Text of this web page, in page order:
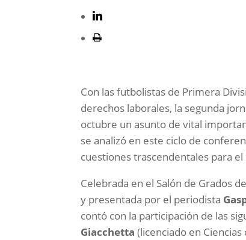
Con las futbolistas de Primera
derechos laborales, la segunda
octubre un asunto de vital
se analizó en este ciclo de
cuestiones trascendentales para
Celebrada en el Salón de Grados
y presentada por el periodista
contó con la participación de las
Giacchetta (licenciado en